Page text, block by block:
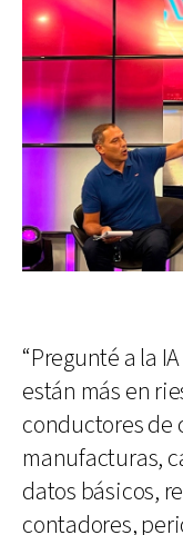
“Pregunté a la
están más en
conductores de
manufacturas,
datos básicos,
contadores,